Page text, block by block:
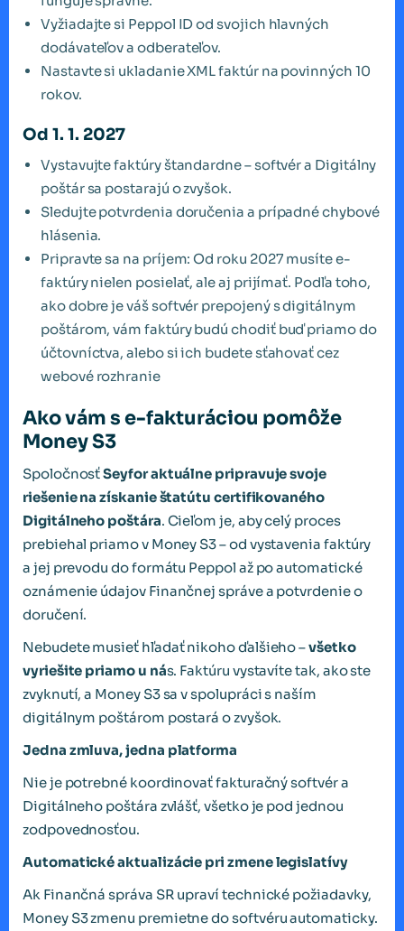
Vyžiadajte si Peppol ID od svojich hlavných
dodávateľov a odberateľov.
Nastavte si ukladanie XML faktúr na povinných 10
rokov.
Od 1. 1. 2027
Vystavujte faktúry štandardne – softvér a Digitálny
poštár sa postarajú o zvyšok.
Sledujte potvrdenia doručenia a prípadné chybové
hlásenia.
Pripravte sa na príjem: Od roku 2027 musíte e-
faktúry nielen posielať, ale aj prijímať. Podľa toho,
ako dobre je váš softvér prepojený s digitálnym
poštárom, vám faktúry budú chodiť buď priamo do
účtovníctva, alebo si ich budete sťahovať cez
webové rozhranie
Ako vám s e-fakturáciou pomôže
Money S3
SpoločnosťSeyfor aktuálne pripravuje svoje
riešenie na získanie štatútu certifikovaného
Digitálneho poštára. Cieľom je, aby celý proces
prebiehal priamo v Money S3 – od vystavenia faktúry
a jej prevodu do formátu Peppol až po automatické
oznámenie údajov Finančnej správe a potvrdenie o
doručení.
Nebudete musieť hľadať nikoho ďalšieho –všetko
vyriešite priamo u nás. Faktúru vystavíte tak, ako ste
zvyknutí, a Money S3 sa v spolupráci s naším
digitálnym poštárom postará o zvyšok.
Jedna zmluva, jedna platforma
Nie je potrebné koordinovať fakturačný softvér a
Digitálneho poštára zvlášť, všetko je pod jednou
zodpovednosťou.
Automatické aktualizácie pri zmene legislatívy
Ak Finančná správa SR upraví technické požiadavky,
Money S3 zmenu premietne do softvéru automaticky.